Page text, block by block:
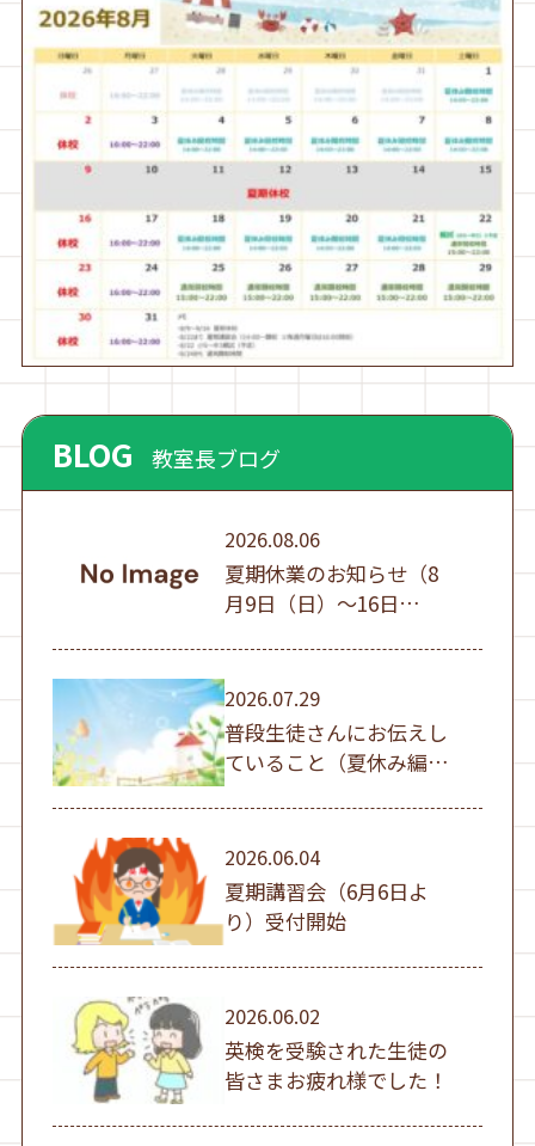
BLOG 教室長ブログ
2026.08.06
夏期休業のお知らせ（8
月9日（日）～16日
2026.07.29
普段生徒さんにお伝えし
ていること（夏休み編
①）
2026.06.04
夏期講習会（6月6日よ
り）受付開始
2026.06.02
英検を受験された生徒の
皆さまお疲れ様でした！